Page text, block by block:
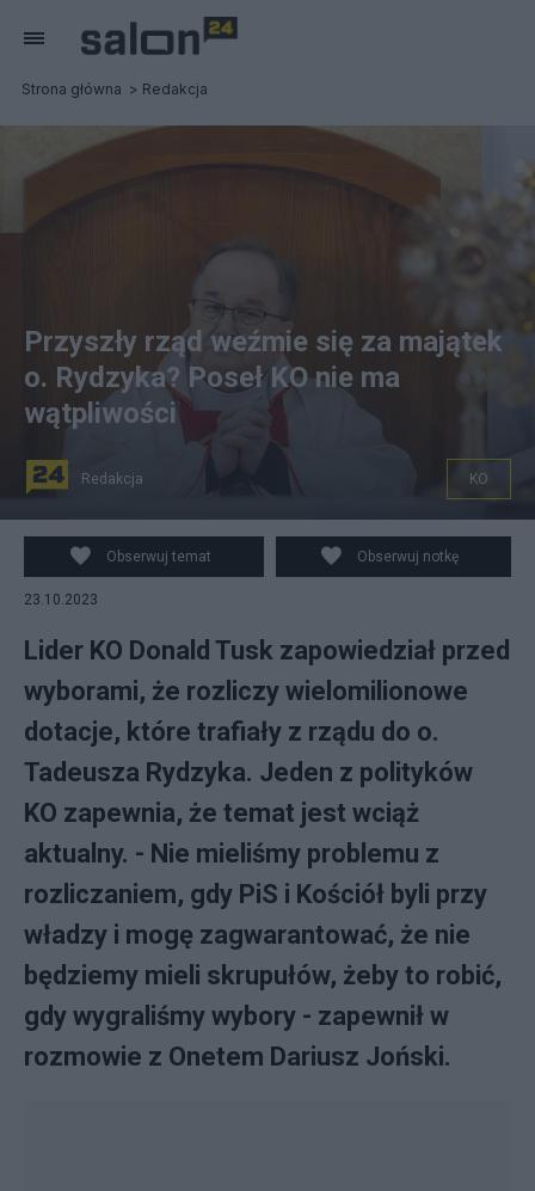
Strona główna Redakcja
fot. PAP
Przyszły rząd weźmie się za majątek
o. Rydzyka? Poseł KO nie ma
wątpliwości
Redakcja KO
Obserwuj temat Obserwuj notkę
23.10.2023
Lider KO Donald Tusk zapowiedział przed
wyborami, że rozliczy wielomilionowe
dotacje, które trafiały z rządu do o.
Tadeusza Rydzyka. Jeden z polityków
KO zapewnia, że temat jest wciąż
aktualny. - Nie mieliśmy problemu z
rozliczaniem, gdy PiS i Kościół byli przy
władzy i mogę zagwarantować, że nie
będziemy mieli skrupułów, żeby to robić,
gdy wygraliśmy wybory - zapewnił w
rozmowie z Onetem Dariusz Joński.